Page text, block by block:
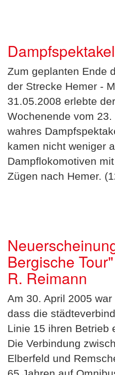
Zum geplanten Ende
der Strecke Hemer -
31.05.2008 erlebte
Wochenende vom
wahres
kamen nicht weniger
Dampflokomotiven
Zügen nach Hemer.
Bergische
R. Reimann
Am 30. April 2005
dass die
Linie 15 ihren Betrieb
Die Verbindung
Elberfeld und